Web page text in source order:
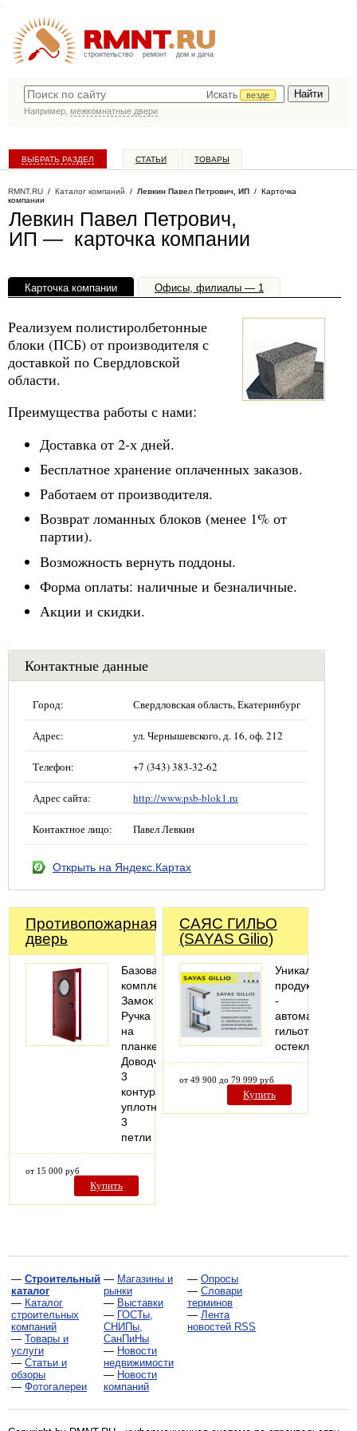
строительство ремонт дом и дача
Искать
везде
Например, межкомнатные двери
ВЫБРАТЬ РАЗДЕЛ СТАТЬИ ТОВАРЫ
RMNT.RU / Каталог компаний / Левкин Павел Петрович, ИП / Карточка
компании
Левкин Павел Петрович,
ИП — карточка компании
Карточка компании Офисы, филиалы — 1
Реализуем полистиролбетонные
блоки (ПСБ) от производителя с
доставкой по Свердловской
области.
Преимущества работы с нами:
Доставка от 2-х дней.
Бесплатное хранение оплаченных заказов.
Работаем от производителя.
Возврат ломанных блоков (менее 1% от
партии).
Возможность вернуть поддоны.
Форма оплаты: наличные и безналичные.
Акции и скидки.
Контактные данные
Город: Свердловская область, Екатеринбург
Адрес: ул. Чернышевского, д. 16, оф. 212
Телефон: +7 (343) 383-32-62
Адрес сайта: http://www.psb-blok1.ru
Контактное лицо: Павел Левкин
Открыть на Яндекс.Картах
Противопожарная
дверь
Базовая
комплектация:
Замок
Ручка
на
планке
Доводчик
3
контура
уплотнения
3
петли
от 15 000 руб
Купить
САЯС ГИЛЬО
(SAYAS Gilio)
Уникальный
продукт
-
гильотинное
остекление
от 49 900 до 79 999 руб
Купить
— Строительный
каталог
— Каталог
строительных
компаний
— Товары и
услуги
— Статьи и
обзоры
— Фотогалереи
— Магазины и
рынки
— Выставки
— ГОСТы,
СНИПы,
СанПиНы
— Новости
недвижимости
— Новости
компаний
— Опросы
— Словари
терминов
— Лента
новостей RSS